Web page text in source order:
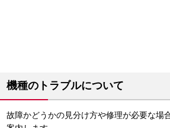
機種のトラブルについて
故障かどうかの見分け方や修理が必要な場